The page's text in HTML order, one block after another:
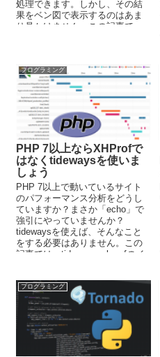
処理できます。しかし、その結
果をベン図で表示するのはあま
り見かけません。この記事で
プログラミング
PHP 7以上ならXHProfで
はなくtidewaysを使いま
しょう
PHP 7以上で動いているサイト
のパフォーマンス分析をどうし
ていますか？まさか「echo」で
強引にやっていませんか？
tidewaysを使えば、そんなこと
をする必要はありません。この
記事では、tideways_xhprofのイ
プログラミング